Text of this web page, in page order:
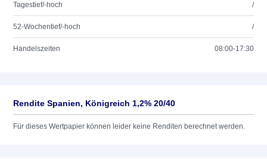
Tagestief/-hoch /
52-Wochentief/-hoch /
Handelszeiten 08:00-17:30
Rendite Spanien, Königreich 1,2% 20/40
Für dieses Wertpapier können leider keine Renditen berechnet werden.